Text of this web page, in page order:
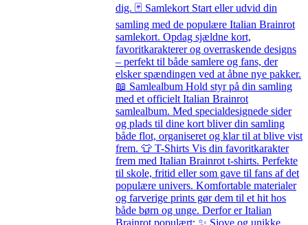
dig. 🃏 Samlekort Start eller udvid din
samling med de populære Italian Brainrot
samlekort. Opdag sjældne kort,
favoritkarakterer og overraskende designs
– perfekt til både samlere og fans, der
elsker spændingen ved at åbne nye pakker.
📖 Samlealbum Hold styr på din samling
med et officielt Italian Brainrot
samlealbum. Med specialdesignede sider
og plads til dine kort bliver din samling
både flot, organiseret og klar til at blive vist
frem. 👕 T-Shirts Vis din favoritkarakter
frem med Italian Brainrot t-shirts. Perfekte
til skole, fritid eller som gave til fans af det
populære univers. Komfortable materialer
og farverige prints gør dem til et hit hos
både børn og unge. Derfor er Italian
Brainrot populært: ✨ Sjove og unikke…